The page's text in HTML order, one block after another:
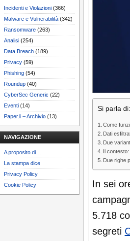
Incidenti e Violazioni (366)
Malware e Vulnerabilità (342)
Ransomware (263)
Analisi (254)
Data Breach (189)
Privacy (59)
Phishing (54)
Roundup (40)
CyberSec Generic (22)
Eventi (14)
Paper.li – Archivio (13)
NAVIGAZIONE
A proposito di…
La stampa dice
Privacy Policy
Cookie Policy
Si parla di:
Come
Dati
Due
Il
Due righe
In sei
5.718
segreti